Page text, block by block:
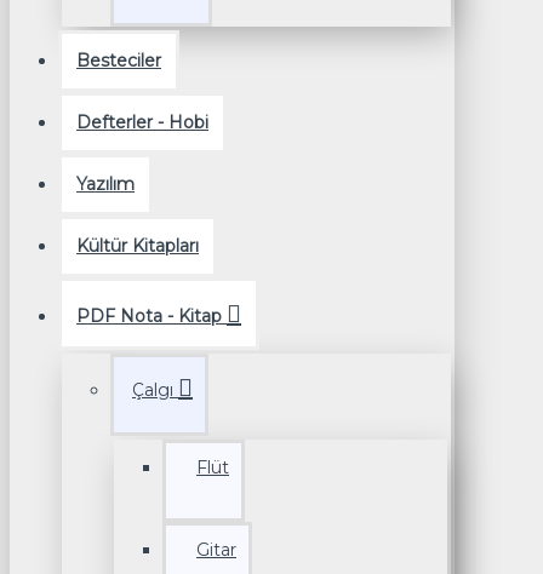
Besteciler
Defterler - Hobi
Yazılım
Kültür Kitapları
PDF Nota - Kitap
Çalgı
Flüt
Gitar